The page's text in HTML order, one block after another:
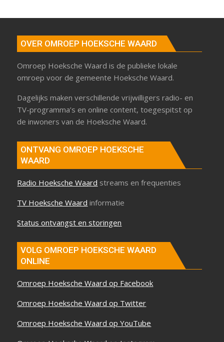
OVER OMROEP HOEKSCHE WAARD
Omroep Hoeksche Waard is de publieke lokale
omroep voor de gemeente Hoeksche Waard.
Dagelijks maken verschillende vrijwilligers radio- en
TV-programma’s en online content, toegespitst op
de inwoners van de Hoeksche Waard.
ONTVANG OMROEP HOEKSCHE
WAARD
Radio Hoeksche Waard streams en frequenties
TV Hoeksche Waard informatie
Status ontvangst en storingen
VOLG OMROEP HOEKSCHE WAARD
ONLINE
Omroep Hoeksche Waard op Facebook
Omroep Hoeksche Waard op Twitter
Omroep Hoeksche Waard op YouTube